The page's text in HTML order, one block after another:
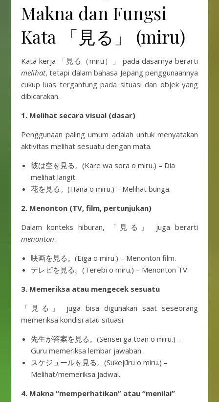
Makna dan Fungsi
Kata 「見る」 (miru)
Kata kerja 「見る（miru）」 pada dasarnya berarti
melihat, tetapi dalam bahasa Jepang penggunaannya
cukup luas tergantung pada situasi dan objek yang
dibicarakan.
1. Melihat secara visual (dasar)
Penggunaan paling umum adalah untuk menyatakan
aktivitas melihat sesuatu dengan mata.
彼は空を見る。(Kare wa sora o miru.) – Dia
melihat langit.
花を見る。(Hana o miru.) – Melihat bunga.
2. Menonton (TV, film, pertunjukan)
Dalam konteks hiburan, 「見る」 juga berarti
menonton.
映画を見る。(Eiga o miru.) – Menonton film.
テレビを見る。(Terebi o miru.) – Menonton TV.
3. Memeriksa atau mengecek sesuatu
「見る」 juga bisa digunakan saat seseorang
memeriksa kondisi atau situasi.
先生が答案を見る。(Sensei ga tōan o miru.) –
Guru memeriksa lembar jawaban.
スケジュールを見る。(Sukejūru o miru.) –
Melihat/memeriksa jadwal.
4. Makna “memperhatikan” atau “menilai”